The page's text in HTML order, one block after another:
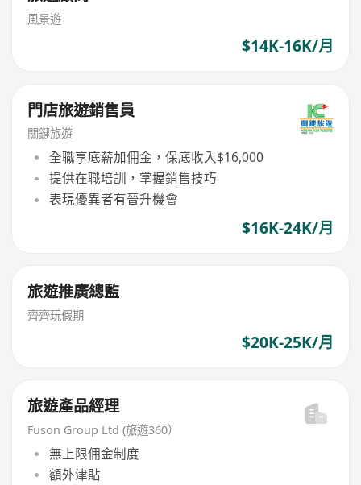
風景遊
$14K-16K/月
門店旅遊銷售員
關鍵旅遊
全職享底薪加佣金，保底收入$16,000
提供在職培訓，掌握銷售技巧
表現優異者有晉升機會
$16K-24K/月
旅遊推廣總監
齊齊玩假期
$20K-25K/月
旅遊產品經理
Fuson Group Ltd (旅遊360）
無上限佣金制度
額外津貼